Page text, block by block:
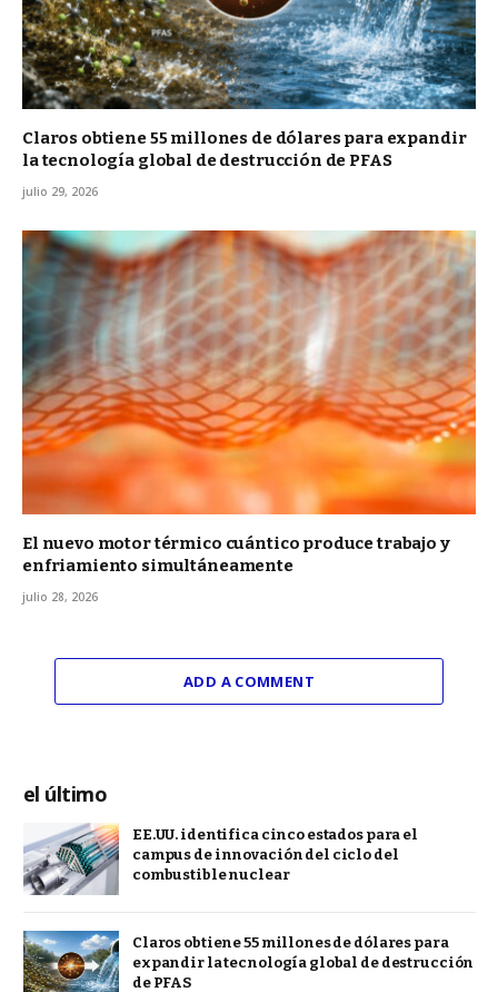
Claros obtiene 55 millones de dólares para expandir
la tecnología global de destrucción de PFAS
julio 29, 2026
El nuevo motor térmico cuántico produce trabajo y
enfriamiento simultáneamente
julio 28, 2026
ADD A COMMENT
el último
EE.UU. identifica cinco estados para el
campus de innovación del ciclo del
combustible nuclear
Claros obtiene 55 millones de dólares para
expandir la tecnología global de destrucción
de PFAS